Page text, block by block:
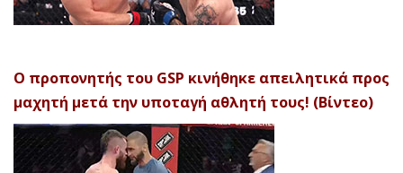
Ο προπονητής του GSP κινήθηκε απειλητικά προς
μαχητή μετά την υποταγή αθλητή τους! (Βίντεο)